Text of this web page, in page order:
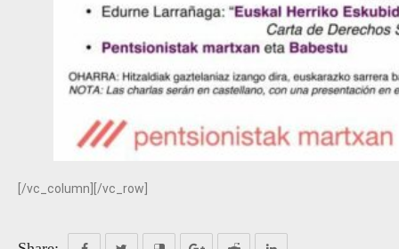
[/vc_column][/vc_row]